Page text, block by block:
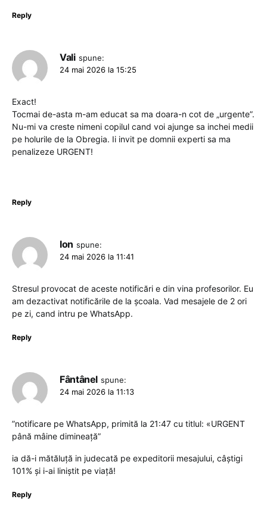
Reply
Vali spune:
24 mai 2026 la 15:25
Exact!
Tocmai de-asta m-am educat sa ma doara-n cot de „urgente”.
Nu-mi va creste nimeni copilul cand voi ajunge sa inchei medii
pe holurile de la Obregia. Ii invit pe domnii experti sa ma
penalizeze URGENT!
Reply
Ion spune:
24 mai 2026 la 11:41
Stresul provocat de aceste notificări e din vina profesorilor. Eu
am dezactivat notificările de la școala. Vad mesajele de 2 ori
pe zi, cand intru pe WhatsApp.
Reply
Fântânel spune:
24 mai 2026 la 11:13
”notificare pe WhatsApp, primită la 21:47 cu titlul: «URGENT
până mâine dimineață”
ia dă-i mătăluță in judecată pe expeditorii mesajului, câștigi
101% și i-ai liniștit pe viață!
Reply